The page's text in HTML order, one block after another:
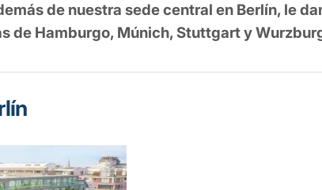
de nuestra sede central en Berlín, le
de Hamburgo, Múnich, Stuttgart y